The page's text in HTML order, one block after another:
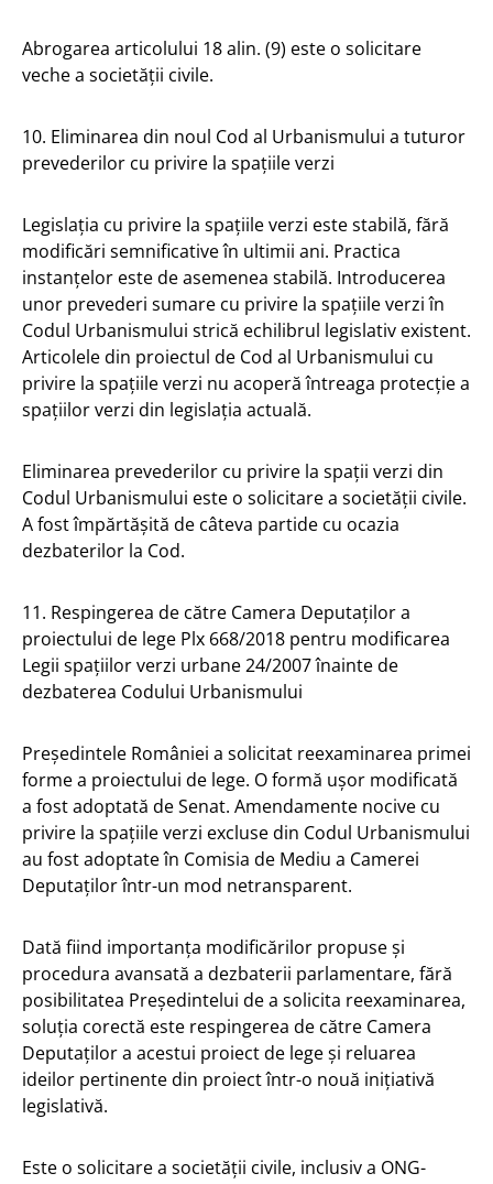
Abrogarea articolului 18 alin. (9) este o solicitare
veche a societății civile.
10. Eliminarea din noul Cod al Urbanismului a tuturor
prevederilor cu privire la spațiile verzi
Legislația cu privire la spațiile verzi este stabilă, fără
modificări semnificative în ultimii ani. Practica
instanțelor este de asemenea stabilă. Introducerea
unor prevederi sumare cu privire la spațiile verzi în
Codul Urbanismului strică echilibrul legislativ existent.
Articolele din proiectul de Cod al Urbanismului cu
privire la spațiile verzi nu acoperă întreaga protecție a
spațiilor verzi din legislația actuală.
Eliminarea prevederilor cu privire la spații verzi din
Codul Urbanismului este o solicitare a societății civile.
A fost împărtășită de câteva partide cu ocazia
dezbaterilor la Cod.
11. Respingerea de către Camera Deputaților a
proiectului de lege Plx 668/2018 pentru modificarea
Legii spațiilor verzi urbane 24/2007 înainte de
dezbaterea Codului Urbanismului
Președintele României a solicitat reexaminarea primei
forme a proiectului de lege. O formă ușor modificată
a fost adoptată de Senat. Amendamente nocive cu
privire la spațiile verzi excluse din Codul Urbanismului
au fost adoptate în Comisia de Mediu a Camerei
Deputaților într-un mod netransparent.
Dată fiind importanța modificărilor propuse și
procedura avansată a dezbaterii parlamentare, fără
posibilitatea Președintelui de a solicita reexaminarea,
soluția corectă este respingerea de către Camera
Deputaților a acestui proiect de lege și reluarea
ideilor pertinente din proiect într-o nouă inițiativă
legislativă.
Este o solicitare a societății civile, inclusiv a ONG-